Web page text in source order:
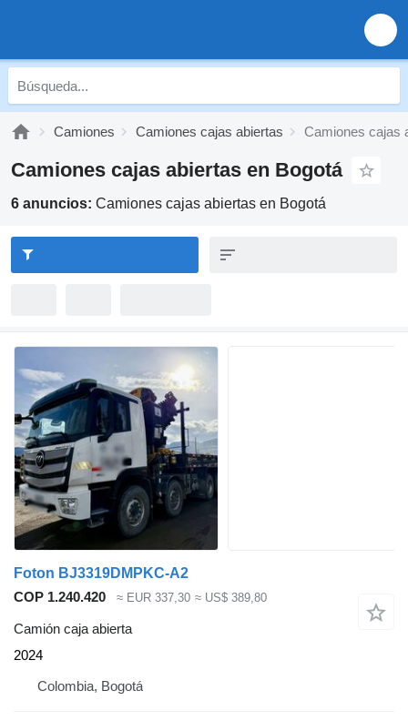
Camiones Camiones cajas abiertas Camiones cajas
Camiones cajas abiertas en Bogotá
6 anuncios: Camiones cajas abiertas en Bogotá
Foton BJ3319DMPKC-A2
COP 1.240.420
≈ EUR 337,30 ≈ US$ 389,80
Camión caja abierta
2024
Colombia, Bogotá